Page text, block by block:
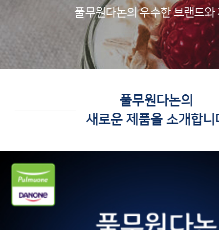
풀무원다논의 우수한 브랜드와
풀무원다논의
새로운 제품을 소개합니